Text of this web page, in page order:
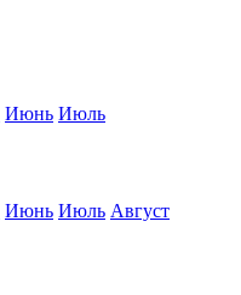
Июнь Июль
Июнь Июль Август